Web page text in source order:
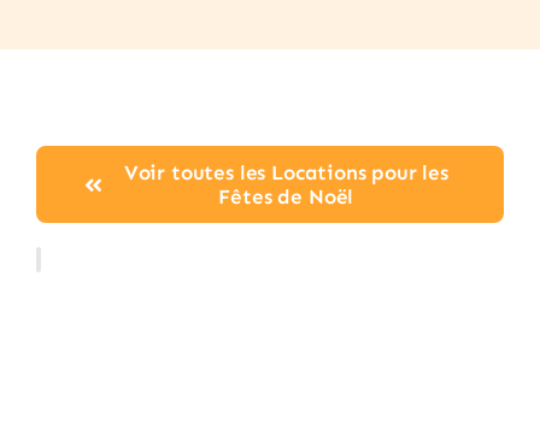
Voir toutes les Locations pour les
Fêtes de Noël